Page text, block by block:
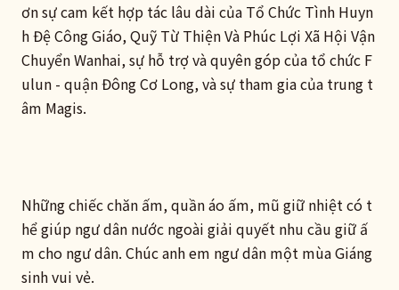
ơn sự cam kết hợp tác lâu dài của Tổ Chức Tình Huyn
h Đệ Công Giáo, Quỹ Từ Thiện Và Phúc Lợi Xã Hội Vận
Chuyển Wanhai, sự hỗ trợ và quyên góp của tổ chức F
ulun - quận Đông Cơ Long, và sự tham gia của trung t
âm Magis.
Những chiếc chăn ấm, quần áo ấm, mũ giữ nhiệt có t
hể giúp ngư dân nước ngoài giải quyết nhu cầu giữ ấ
m cho ngư dân. Chúc anh em ngư dân một mùa Giáng
sinh vui vẻ.